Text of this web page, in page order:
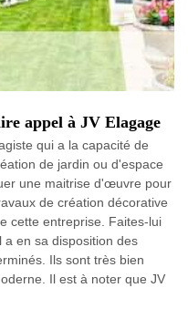
appel à JV Elagage
qui a la capacité de
de jardin ou d'espace
une maitrise d'œuvre pour
de création décorative
cette entreprise. Faites-lui
en sa disposition des
Ils sont très bien
Il est à noter que JV